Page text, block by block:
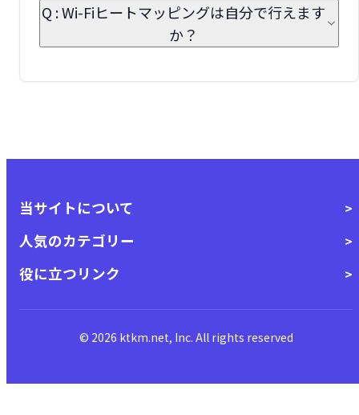
Q : Wi-Fiヒートマッピングは自分で行えます
か？
当サイトについて
人気のカテゴリー
役に立つリンク
© 2026 ktkm.net, Inc. All rights reserved